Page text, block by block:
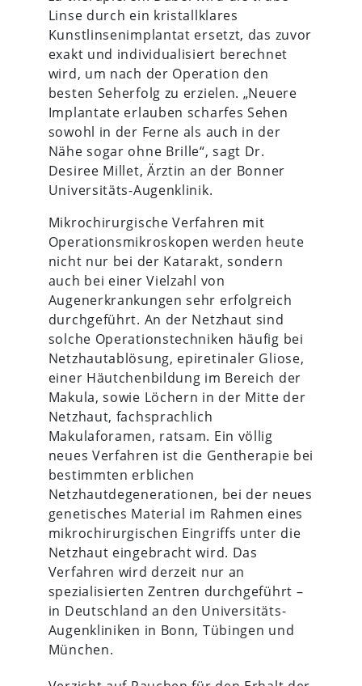
Linse durch ein kristallklares
Kunstlinsenimplantat ersetzt, das zuvor
exakt und individualisiert berechnet
wird, um nach der Operation den
besten Seherfolg zu erzielen. „Neuere
Implantate erlauben scharfes Sehen
sowohl in der Ferne als auch in der
Nähe sogar ohne Brille“, sagt Dr.
Desiree Millet, Ärztin an der Bonner
Universitäts-Augenklinik.
Mikrochirurgische Verfahren mit
Operationsmikroskopen werden heute
nicht nur bei der Katarakt, sondern
auch bei einer Vielzahl von
Augenerkrankungen sehr erfolgreich
durchgeführt. An der Netzhaut sind
solche Operationstechniken häufig bei
Netzhautablösung, epiretinaler Gliose,
einer Häutchenbildung im Bereich der
Makula, sowie Löchern in der Mitte der
Netzhaut, fachsprachlich
Makulaforamen, ratsam. Ein völlig
neues Verfahren ist die Gentherapie bei
bestimmten erblichen
Netzhautdegenerationen, bei der neues
genetisches Material im Rahmen eines
mikrochirurgischen Eingriffs unter die
Netzhaut eingebracht wird. Das
Verfahren wird derzeit nur an
spezialisierten Zentren durchgeführt –
in Deutschland an den Universitäts-
Augenkliniken in Bonn, Tübingen und
München.